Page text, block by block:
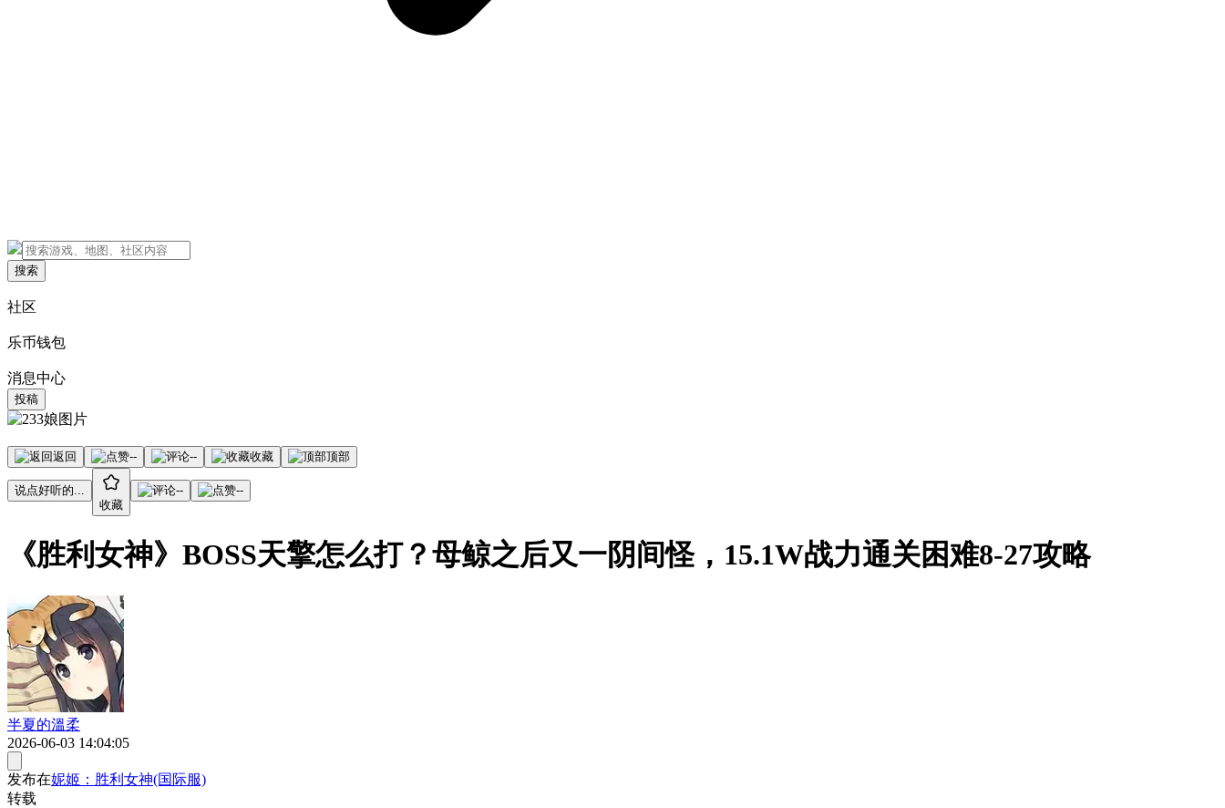
搜索
社区
乐币钱包
消息中心
投稿
返回 -- -- 收藏 顶部
说点好听的...
收藏
-- --
《胜利女神》BOSS天擎怎么打？母鲸之后又一阴间怪，15.1W战力通关困难8-27攻略
半夏的溫柔
2026-06-03 14:04:05
发布在妮姬：胜利女神(国际服)
转载